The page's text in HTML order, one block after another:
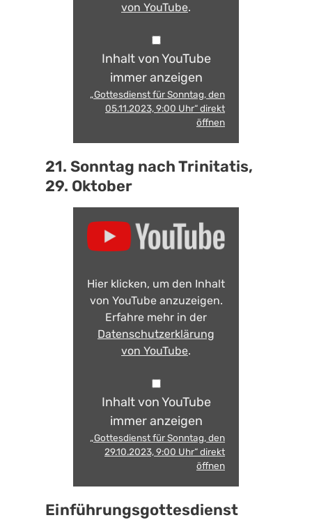
von YouTube.
Inhalt von YouTube
immer anzeigen
„Gottesdienst für Sonntag, den
05.11.2023, 9:00 Uhr“ direkt
öffnen
21. Sonntag nach Trinitatis,
29. Oktober
Hier klicken, um den Inhalt
von YouTube anzuzeigen.
Erfahre mehr in der
Datenschutzerklärung
von YouTube.
Inhalt von YouTube
immer anzeigen
„Gottesdienst für Sonntag, den
29.10.2023, 9:00 Uhr“ direkt
öffnen
Einführungsgottesdienst